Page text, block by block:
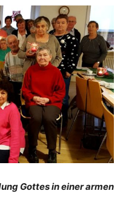
Gottes in einer armen